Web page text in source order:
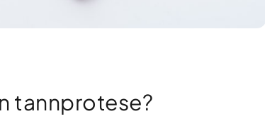
tannprotese?